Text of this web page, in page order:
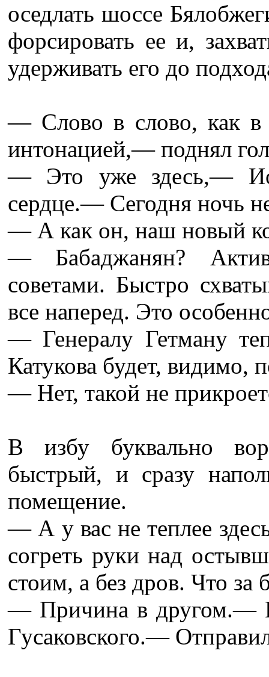
оседлать шоссе
форсировать ее и,
удерживать его до
— Слово в слово, как в
интонацией,— поднял
— Это уже здесь,—
сердце.— Сегодня ночь
— А как он, наш новый
— Бабаджанян?
советами. Быстро
все наперед. Это
— Генералу Гетману
Катукова будет, видимо,
— Нет, такой не
В избу буквально
быстрый, и сразу
помещение.
— А у вас не теплее
согреть руки над
стоим, а без дров. Что за
— Причина в другом.—
Гусаковского.—